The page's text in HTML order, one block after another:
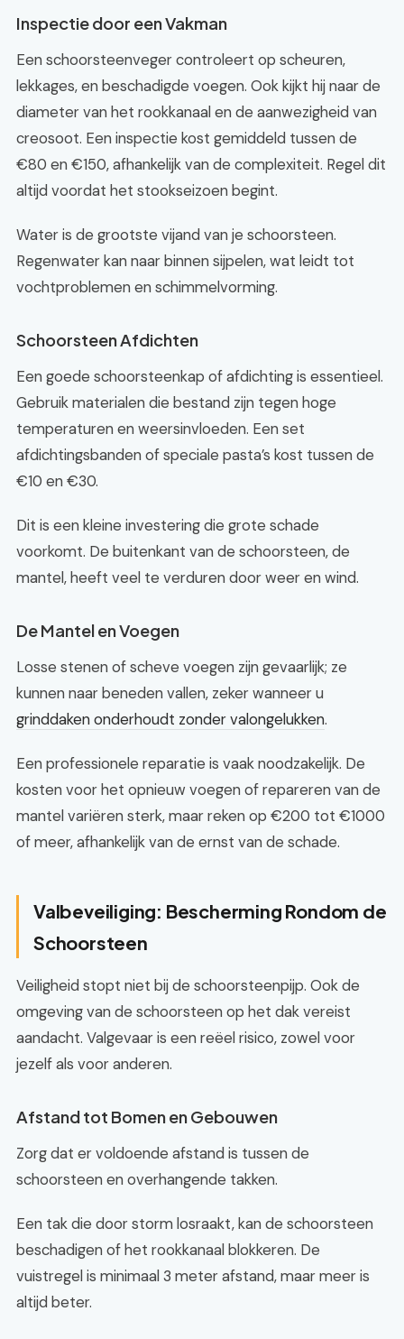
Inspectie door een Vakman
Een schoorsteenveger controleert op scheuren,
lekkages, en beschadigde voegen. Ook kijkt hij naar de
diameter van het rookkanaal en de aanwezigheid van
creosoot. Een inspectie kost gemiddeld tussen de
€80 en €150, afhankelijk van de complexiteit. Regel dit
altijd voordat het stookseizoen begint.
Water is de grootste vijand van je schoorsteen.
Regenwater kan naar binnen sijpelen, wat leidt tot
vochtproblemen en schimmelvorming.
Schoorsteen Afdichten
Een goede schoorsteenkap of afdichting is essentieel.
Gebruik materialen die bestand zijn tegen hoge
temperaturen en weersinvloeden. Een set
afdichtingsbanden of speciale pasta’s kost tussen de
€10 en €30.
Dit is een kleine investering die grote schade
voorkomt. De buitenkant van de schoorsteen, de
mantel, heeft veel te verduren door weer en wind.
De Mantel en Voegen
Losse stenen of scheve voegen zijn gevaarlijk; ze
kunnen naar beneden vallen, zeker wanneer u
grinddaken onderhoudt zonder valongelukken.
Een professionele reparatie is vaak noodzakelijk. De
kosten voor het opnieuw voegen of repareren van de
mantel variëren sterk, maar reken op €200 tot €1000
of meer, afhankelijk van de ernst van de schade.
Valbeveiliging: Bescherming Rondom de
Schoorsteen
Veiligheid stopt niet bij de schoorsteenpijp. Ook de
omgeving van de schoorsteen op het dak vereist
aandacht. Valgevaar is een reëel risico, zowel voor
jezelf als voor anderen.
Afstand tot Bomen en Gebouwen
Zorg dat er voldoende afstand is tussen de
schoorsteen en overhangende takken.
Een tak die door storm losraakt, kan de schoorsteen
beschadigen of het rookkanaal blokkeren. De
vuistregel is minimaal 3 meter afstand, maar meer is
altijd beter.